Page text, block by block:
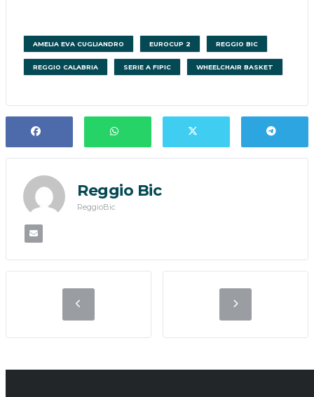
AMELIA EVA CUGLIANDRO EUROCUP 2 REGGIO BIC
REGGIO CALABRIA SERIE A FIPIC WHEELCHAIR BASKET
Reggio Bic
ReggioBic